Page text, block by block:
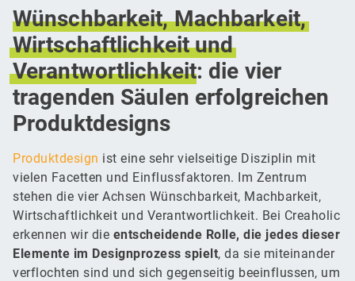
Wünschbarkeit, Machbarkeit,
Wirtschaftlichkeit und
Verantwortlichkeit: die vier
tragenden Säulen erfolgreichen
Produktdesigns
Produktdesign ist eine sehr vielseitige Disziplin mit
vielen Facetten und Einflussfaktoren. Im Zentrum
stehen die vier Achsen Wünschbarkeit, Machbarkeit,
Wirtschaftlichkeit und Verantwortlichkeit. Bei Creaholic
erkennen wir die entscheidende Rolle, die jedes dieser
Elemente im Designprozess spielt, da sie miteinander
verflochten sind und sich gegenseitig beeinflussen, um